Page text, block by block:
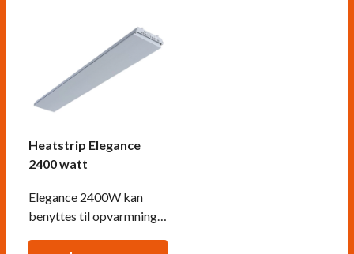
Heatstrip Elegance
2400 watt
Elegance 2400W kan
benyttes til opvarmning